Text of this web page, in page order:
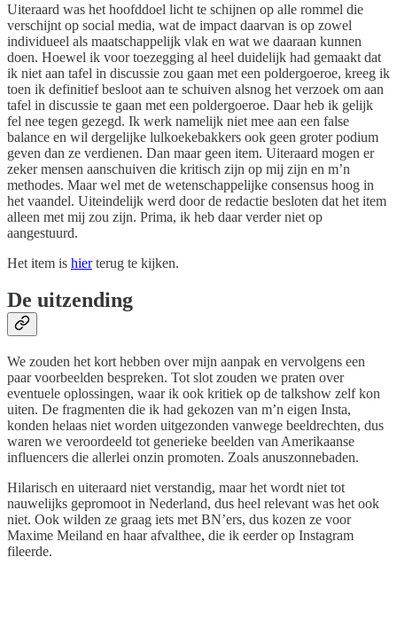
Uiteraard was het hoofddoel licht te schijnen op alle rommel die
verschijnt op social media, wat de impact daarvan is op zowel
individueel als maatschappelijk vlak en wat we daaraan kunnen
doen. Hoewel ik voor toezegging al heel duidelijk had gemaakt dat
ik niet aan tafel in discussie zou gaan met een poldergoeroe, kreeg ik
toen ik definitief besloot aan te schuiven alsnog het verzoek om aan
tafel in discussie te gaan met een poldergoeroe. Daar heb ik gelijk
fel nee tegen gezegd. Ik werk namelijk niet mee aan een false
balance en wil dergelijke lulkoekebakkers ook geen groter podium
geven dan ze verdienen. Dan maar geen item. Uiteraard mogen er
zeker mensen aanschuiven die kritisch zijn op mij zijn en m’n
methodes. Maar wel met de wetenschappelijke consensus hoog in
het vaandel. Uiteindelijk werd door de redactie besloten dat het item
alleen met mij zou zijn. Prima, ik heb daar verder niet op
aangestuurd.
Het item is hierterug te kijken.
De uitzending
We zouden het kort hebben over mijn aanpak en vervolgens een
paar voorbeelden bespreken. Tot slot zouden we praten over
eventuele oplossingen, waar ik ook kritiek op de talkshow zelf kon
uiten. De fragmenten die ik had gekozen van m’n eigen Insta,
konden helaas niet worden uitgezonden vanwege beeldrechten, dus
waren we veroordeeld tot generieke beelden van Amerikaanse
influencers die allerlei onzin promoten. Zoals anuszonnebaden.
Hilarisch en uiteraard niet verstandig, maar het wordt niet tot
nauwelijks gepromoot in Nederland, dus heel relevant was het ook
niet. Ook wilden ze graag iets met BN’ers, dus kozen ze voor
Maxime Meiland en haar afvalthee, die ik eerder op Instagram
fileerde.